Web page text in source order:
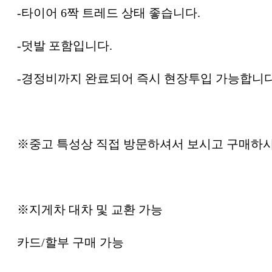
-타이어 6짝 트레드 상태 좋습니다.
-덧발 포함입니다.
-경정비까지 완료되어 즉시 현장투입 가능합니
※중고 특성상 직접 방문하셔서 보시고 구매하
※지게차 대차 및 교환 가능
카드/할부 구매 가능